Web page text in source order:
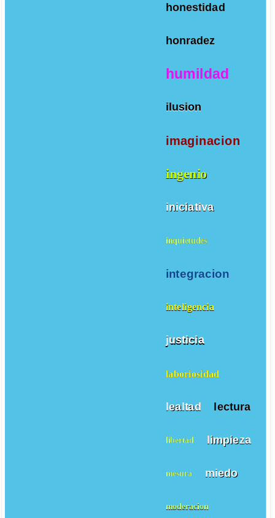
honestidad
honradez
humildad
ilusion
imaginacion
ingenio
iniciativa
inquietudes
integracion
inteligencia
justicia
laboriosidad
lealtad lectura
libertad limpieza
mesura miedo
moderacion